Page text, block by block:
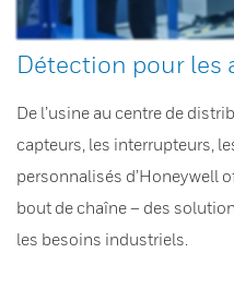
Détection pour les
De l’usine au centre de
capteurs, les interrupteurs,
personnalisés d’Honeywell
bout de chaîne – des
les besoins industriels.